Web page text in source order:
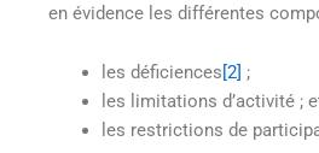
en évidence les différentes
les déficiences [2] ;
les limitations d’activité ;
les restrictions de